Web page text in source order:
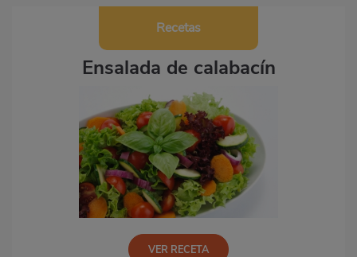
Recetas
Ensalada de calabacín
VER RECETA